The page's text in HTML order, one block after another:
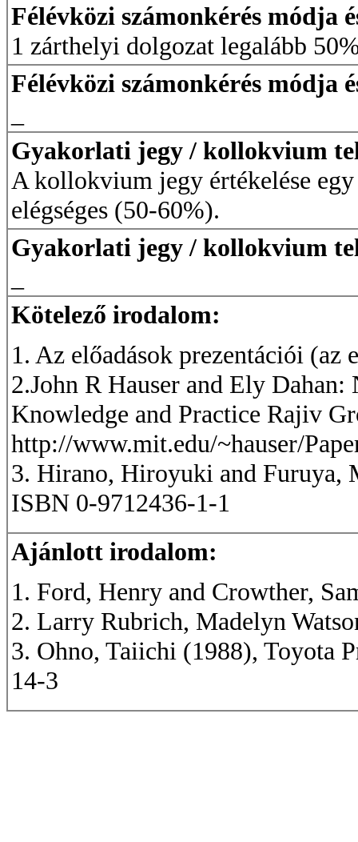
Félévközi számonkérés módja
1 zárthelyi dolgozat legalább
Félévközi számonkérés módja
Gyakorlati jegy / kollokvium
A kollokvium jegy értékelése
elégséges (50-60%).
Gyakorlati jegy / kollokvium
Kötelező irodalom:
1. Az előadások prezentációi (az
2.John R Hauser and Ely
Knowledge and Practice Rajiv
http://www.mit.edu/~hauser/
3. Hirano, Hiroyuki and Furuya,
ISBN 0-9712436-1-1
Ajánlott irodalom:
1. Ford, Henry and Crowther,
2. Larry Rubrich, Madelyn
3. Ohno, Taiichi (1988), Toyota
14-3